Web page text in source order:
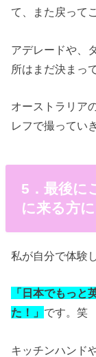
て、また戻って
アデレードや、
所はまだ決まっ
オーストラリア
レフで撮ってい
5．最後に
に来る方
私が自分で体験
「日本でもっと
た！」 です。笑
キッチンハンド